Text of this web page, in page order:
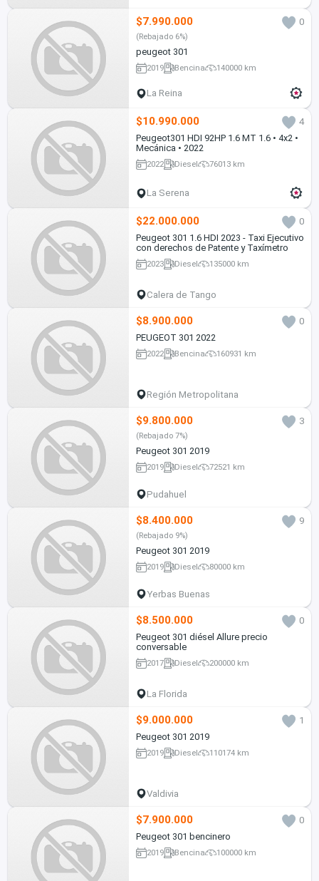
$7.990.000 0
(Rebajado 6%)
peugeot 301
2019 Bencina 140000 km
La Reina
$10.990.000
4
Peugeot301 HDI 92HP 1.6 MT 1.6 • 4x2 •
Mecánica • 2022
2022 Diesel 76013 km
La Serena
$22.000.000
0
Peugeot 301 1.6 HDI 2023 - Taxi Ejecutivo
con derechos de Patente y Taxímetro
2023 Diesel 135000 km
Calera de Tango
$8.900.000
0
PEUGEOT 301 2022
2022 Bencina 160931 km
Región Metropolitana
$9.800.000 3
(Rebajado 7%)
Peugeot 301 2019
2019 Diesel 72521 km
Pudahuel
$8.400.000 9
(Rebajado 9%)
Peugeot 301 2019
2019 Diesel 80000 km
Yerbas Buenas
$8.500.000
0
Peugeot 301 diésel Allure precio
conversable
2017 Diesel 200000 km
La Florida
$9.000.000
1
Peugeot 301 2019
2019 Diesel 110174 km
Valdivia
$7.900.000
0
Peugeot 301 bencinero
2019 Bencina 100000 km